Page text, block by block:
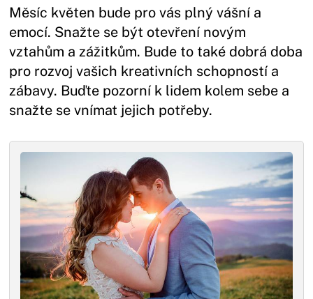
Měsíc květen bude pro vás plný vášní a
emocí. Snažte se být otevření novým
vztahům a zážitkům. Bude to také dobrá doba
pro rozvoj vašich kreativních schopností a
zábavy. Buďte pozorní k lidem kolem sebe a
snažte se vnímat jejich potřeby.